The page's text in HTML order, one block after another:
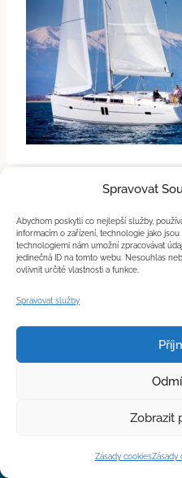
Spravovat
Abychom poskytli co nejlepší služby,
informacím o zařízení, technologie jako
technologiemi nám umožní zpracovávat
jedinečná ID na tomto webu. Nesouhlas
ovlivnit určité vlastnosti a funkce.
Spravovat služby
Zobrazit
Zásady cookiesZásady